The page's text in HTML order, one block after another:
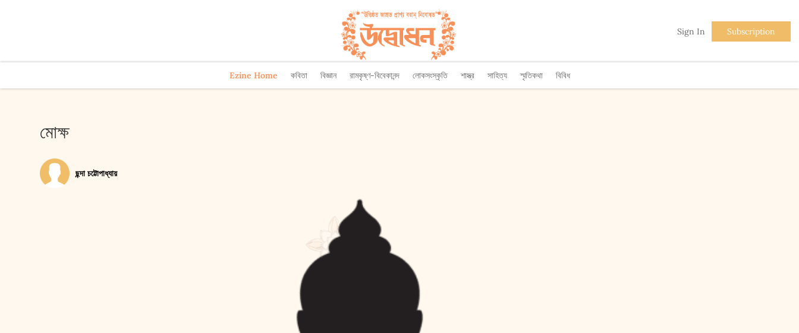
Sign In Subscription
Ezine Home কবিতা বিজ্ঞান রামকৃষ্ণ-বিবেকানন্দ লোকসংস্কৃতি শাস্ত্র সাহিত্য স্মৃতিকথা বিবিধ
মো‌ক্ষ
ছন্দা চট্টোপাধ্যায়